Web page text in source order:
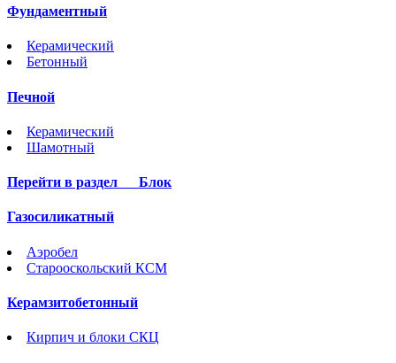
Фундаментный
Керамический
Бетонный
Печной
Керамический
Шамотный
Перейти в раздел Блок
Газосиликатный
Аэробел
Старооскольский КСМ
Керамзитобетонный
Кирпич и блоки СКЦ